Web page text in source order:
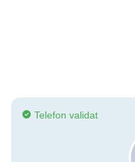
Telefon validat